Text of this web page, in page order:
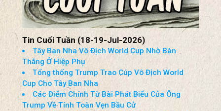
Tin Cuối Tuần (18-19-Jul-2026)
Tây Ban Nha Vô Địch World Cup Nhờ Bàn
Thắng Ở Hiệp Phụ
Tổng thống Trump Trao Cúp Vô Địch World
Cup Cho Tây Ban Nha
Các Điểm Chính Từ Bài Phát Biểu Của Ông
Trump Về Tính Toàn Vẹn Bầu Cử